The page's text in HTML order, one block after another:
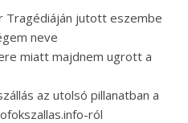
Tragédiáján jutott eszembe
neve
miatt majdnem ugrott a
az utolsó pillanatban a
ról